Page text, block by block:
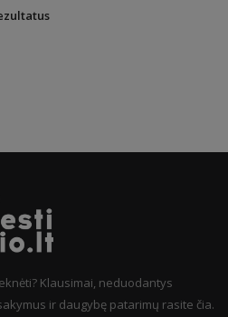
Klausimai, neduodantys
ir daugybę patarimų rasite čia.